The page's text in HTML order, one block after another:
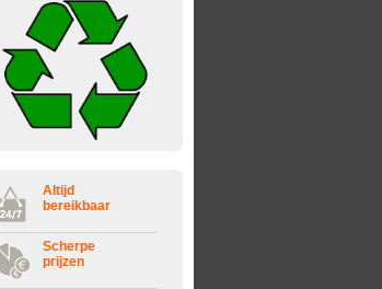
Altijd
bereikbaar
Scherpe
prijzen